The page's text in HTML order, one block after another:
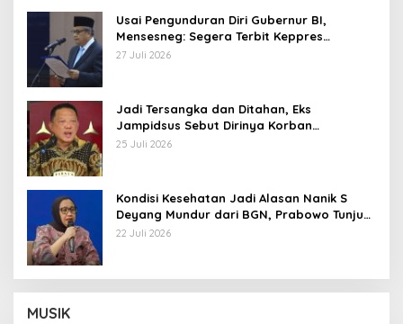
Usai Pengunduran Diri Gubernur BI,
Mensesneg: Segera Terbit Keppres
Pemberhentian dengan Hormat
27 Juli 2026
Jadi Tersangka dan Ditahan, Eks
Jampidsus Sebut Dirinya Korban
Kriminalisasi
25 Juli 2026
Kondisi Kesehatan Jadi Alasan Nanik S
Deyang Mundur dari BGN, Prabowo Tunjuk
Wamentan Sudaryono
22 Juli 2026
MUSIK